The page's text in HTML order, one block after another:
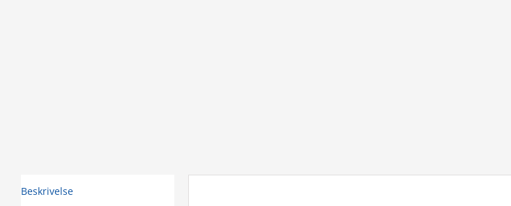
Beskrivelse